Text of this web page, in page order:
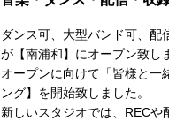
ダンス可、大型バンド可、配
が【南浦和】にオープン致し
オープンに向けて「皆様と一
ング】を開始致しました。
新しいスタジオでは、REC